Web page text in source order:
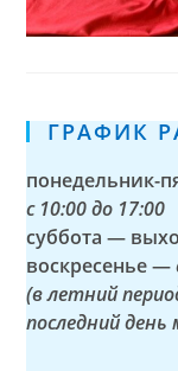
ГРАФИК
понедельник-
с 10:00 до 17:00
суббота —
воскресенье —
(в летний
последний